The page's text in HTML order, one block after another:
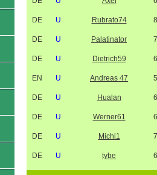
DE U Rubrato74
DE U Palatinator
DE U Dietrich59
EN U Andreas 47
DE U Hualan
DE U Werner61
DE U Michi1
DE U tybe